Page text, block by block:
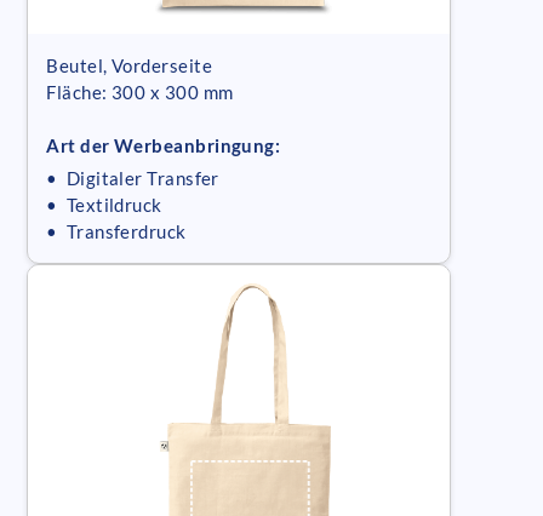
Beutel, Vorderseite
Fläche: 300 x 300 mm
Art der Werbeanbringung:
• Digitaler Transfer
• Textildruck
• Transferdruck